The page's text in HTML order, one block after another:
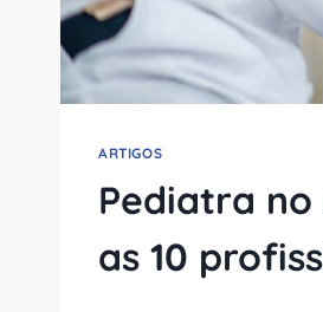
ARTIGOS
Pediatra no
as 10